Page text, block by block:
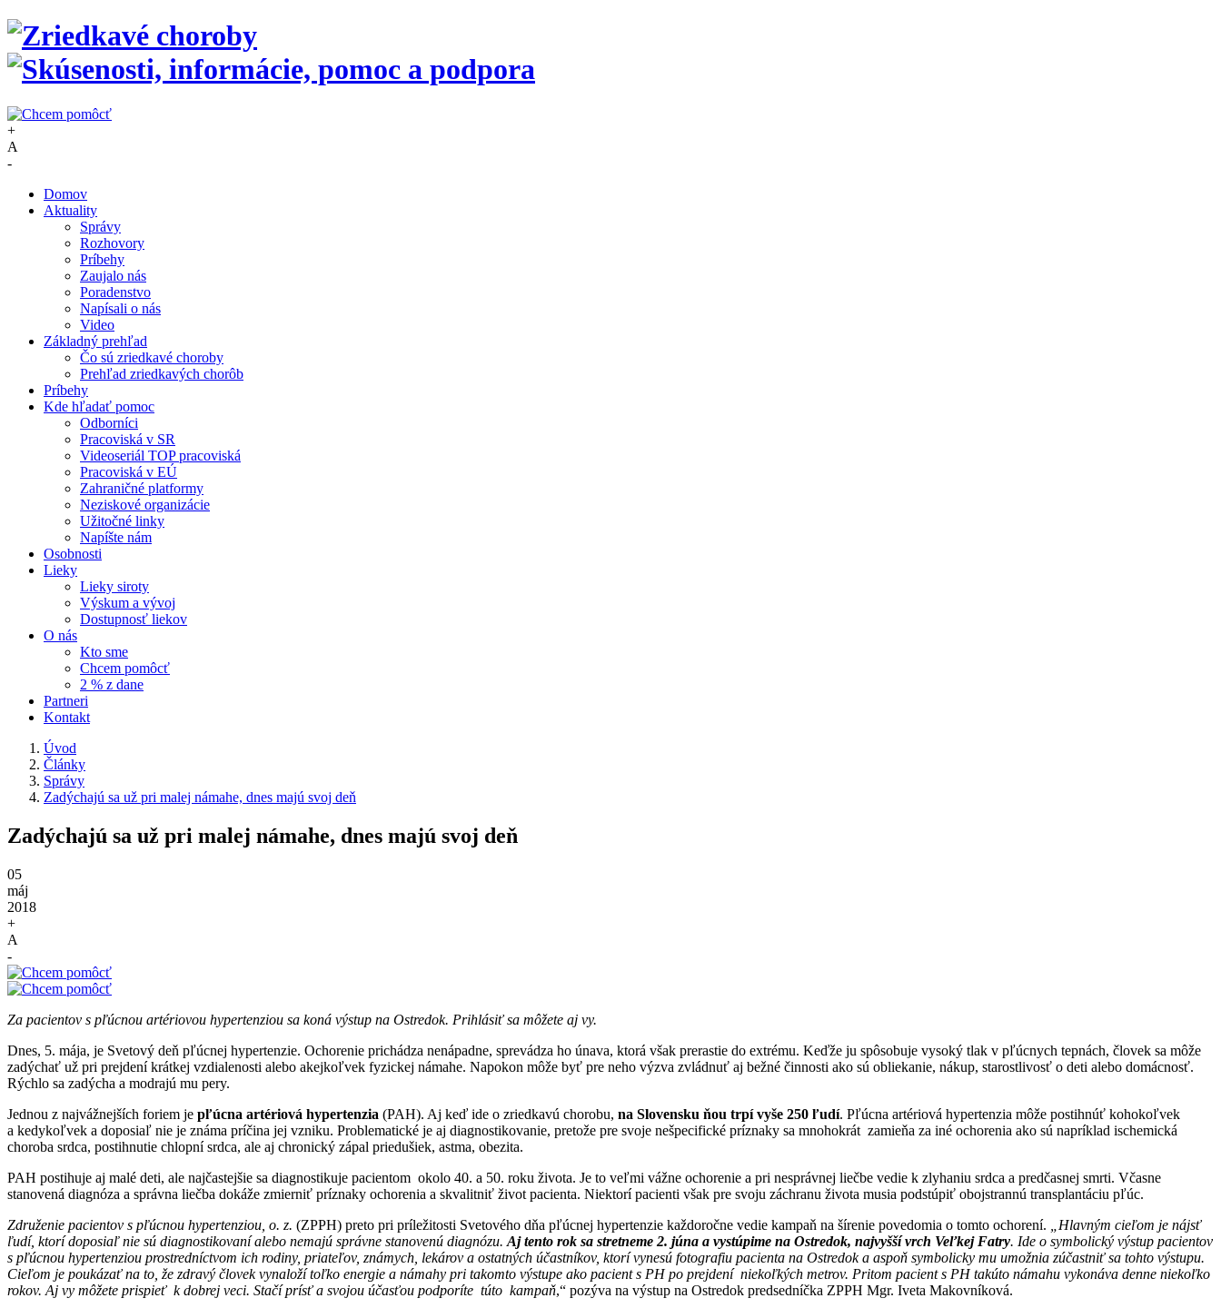
+
A
-
Domov
Aktuality
Správy
Rozhovory
Príbehy
Zaujalo nás
Poradenstvo
Napísali o nás
Video
Základný prehľad
Čo sú zriedkavé choroby
Prehľad zriedkavých chorôb
Príbehy
Kde hľadať pomoc
Odborníci
Pracoviská v SR
Videoseriál TOP pracoviská
Pracoviská v EÚ
Zahraničné platformy
Neziskové organizácie
Užitočné linky
Napíšte nám
Osobnosti
Lieky
Lieky siroty
Výskum a vývoj
Dostupnosť liekov
O nás
Kto sme
Chcem pomôcť
2 % z dane
Partneri
Kontakt
Úvod
Články
Správy
Zadýchajú sa už pri malej námahe, dnes majú svoj deň
Zadýchajú sa už pri malej námahe, dnes majú svoj deň
05
máj
2018
+
A
-
Za pacientov s pľúcnou artériovou hypertenziou sa koná výstup na Ostredok. Prihlásiť sa môžete aj vy.
Dnes, 5. mája, je Svetový deň pľúcnej hypertenzie. Ochorenie prichádza nenápadne, sprevádza ho únava, ktorá však prerastie do extrému. Keďže ju spôsobuje vysoký tlak v pľúcnych tepnách, človek sa môže
zadýchať už pri prejdení krátkej vzdialenosti alebo akejkoľvek fyzickej námahe. Napokon môže byť pre neho výzva zvládnuť aj bežné činnosti ako sú obliekanie, nákup, starostlivosť o deti alebo domácnosť.
Rýchlo sa zadýcha a modrajú mu pery.
Jednou z najvážnejších foriem je pľúcna artériová hypertenzia (PAH). Aj keď ide o zriedkavú chorobu, na Slovensku ňou trpí vyše 250 ľudí. Pľúcna artériová hypertenzia môže postihnúť kohokoľvek
a kedykoľvek a doposiaľ nie je známa príčina jej vzniku. Problematické je aj diagnostikovanie, pretože pre svoje nešpecifické príznaky sa mnohokrát zamieňa za iné ochorenia ako sú napríklad ischemická
choroba srdca, postihnutie chlopní srdca, ale aj chronický zápal priedušiek, astma, obezita.
PAH postihuje aj malé deti, ale najčastejšie sa diagnostikuje pacientom okolo 40. a 50. roku života. Je to veľmi vážne ochorenie a pri nesprávnej liečbe vedie k zlyhaniu srdca a predčasnej smrti. Včasne
stanovená diagnóza a správna liečba dokáže zmierniť príznaky ochorenia a skvalitniť život pacienta. Niektorí pacienti však pre svoju záchranu života musia podstúpiť obojstrannú transplantáciu pľúc.
Združenie pacientov s pľúcnou hypertenziou, o. z. (ZPPH) preto pri príležitosti Svetového dňa pľúcnej hypertenzie každoročne vedie kampaň na šírenie povedomia o tomto ochorení.
„Hlavným cieľom je nájsť
ľudí, ktorí doposiaľ nie sú diagnostikovaní alebo nemajú správne stanovenú diagnózu. Aj tento rok sa stretneme 2. júna a vystúpime na Ostredok, najvyšší vrch Veľkej Fatry. Ide o symbolický výstup pacientov
s pľúcnou hypertenziou prostredníctvom ich rodiny, priateľov, známych, lekárov a ostatných účastníkov, ktorí vynesú fotografiu pacienta na Ostredok a aspoň symbolicky mu umožnia zúčastniť sa tohto výstupu.
Cieľom je poukázať na to, že zdravý človek vynaloží toľko energie a námahy pri takomto výstupe ako pacient s PH po prejdení niekoľkých metrov. Pritom pacient s PH takúto námahu vykonáva denne niekoľko
rokov. Aj vy môžete prispieť k dobrej veci. Stačí prísť a svojou účasťou podporíte túto kampaň,“ pozýva na výstup na Ostredok predsedníčka ZPPH Mgr. Iveta Makovníková.